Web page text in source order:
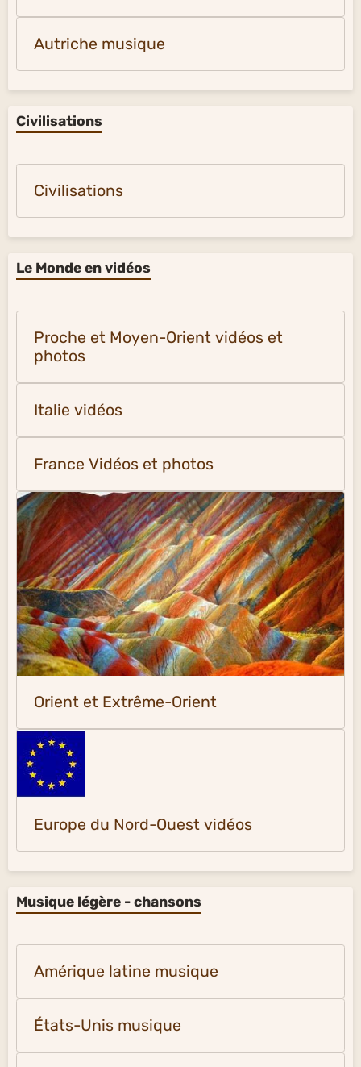
Autriche musique
Civilisations
Civilisations
Le Monde en vidéos
Proche et Moyen-Orient vidéos et
photos
Italie vidéos
France Vidéos et photos
Orient et Extrême-Orient
Europe du Nord-Ouest vidéos
Musique légère - chansons
Amérique latine musique
États-Unis musique